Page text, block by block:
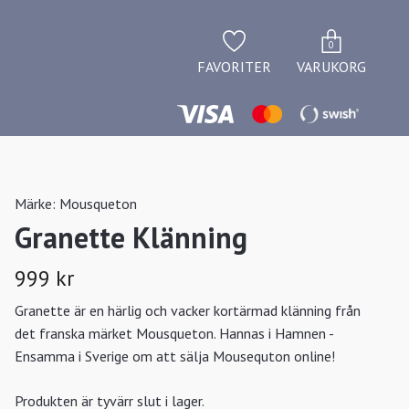
FAVORITER
0
VARUKORG
Märke: Mousqueton
Granette Klänning
999 kr
Granette är en härlig och vacker kortärmad klänning från
det franska märket Mousqueton. Hannas i Hamnen -
Ensamma i Sverige om att sälja Mousequton online!
Produkten är tyvärr slut i lager.